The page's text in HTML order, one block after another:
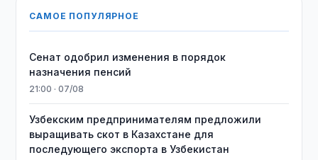
САМОЕ ПОПУЛЯРНОЕ
Сенат одобрил изменения в порядок
назначения пенсий
21:00 · 07/08
Узбекским предпринимателям предложили
выращивать скот в Казахстане для
последующего экспорта в Узбекистан